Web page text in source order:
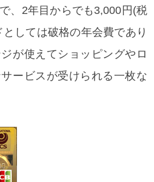
、2年目からでも3,000円(税
しては破格の年会費であり
が使えてショッピングやロ
ービスが受けられる一枚な